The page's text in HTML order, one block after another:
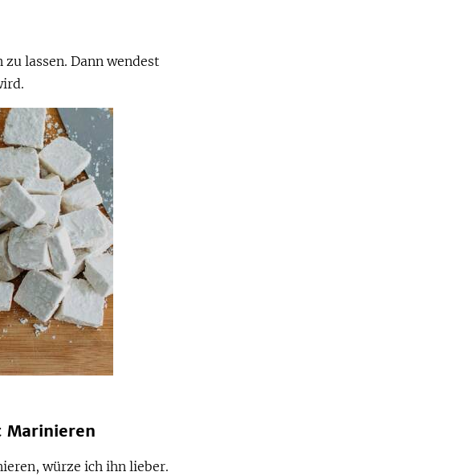
lassen. Dann wendest
Marinieren
würze ich ihn lieber.